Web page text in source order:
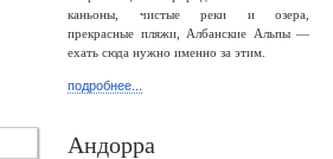
каньоны, чистые реки и озера,
прекрасные пляжи, Албанские Альпы —
ехать сюда нужно именно за этим.
подробнее...
Андорра